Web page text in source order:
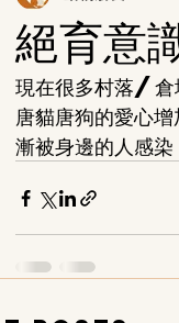
絕育意
現在很多村落/倉
唐貓唐狗的愛心
漸被身邊的人感